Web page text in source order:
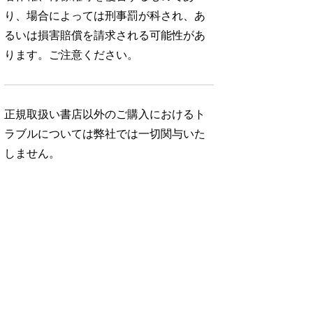
り、場合によっては刑事罰が科され、あ
るいは損害賠償を請求される可能性があ
ります。ご注意ください。
正規取扱い書店以外のご購入におけるト
ラブルについては弊社では一切関与いた
しません。